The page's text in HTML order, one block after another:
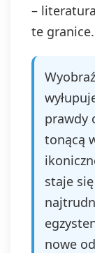
–
te granice.
prawdy
tonącą
staje
nowe